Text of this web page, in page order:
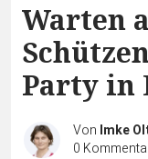
Warten
Party in
Von Imke
0